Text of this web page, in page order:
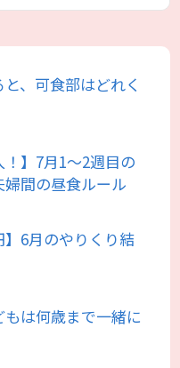
、可食部はどれく
！】7月1～2週目の
間の昼食ルール
】6月のやりくり結
は何歳まで一緒に